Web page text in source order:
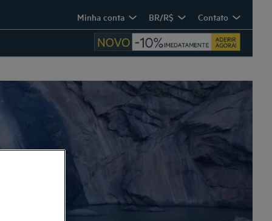
Minha conta BR/R$ Contato